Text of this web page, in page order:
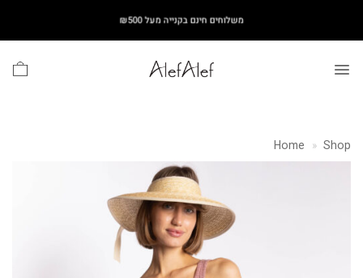
content
משלוחים חינם בקנייה מעל ₪500
Home » Shop